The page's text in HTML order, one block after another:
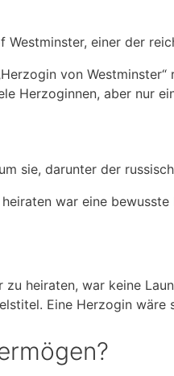
einer der
von
Herzoginnen, aber nur
sie, darunter der
war eine
heiraten, war keine
Eine Herzogin